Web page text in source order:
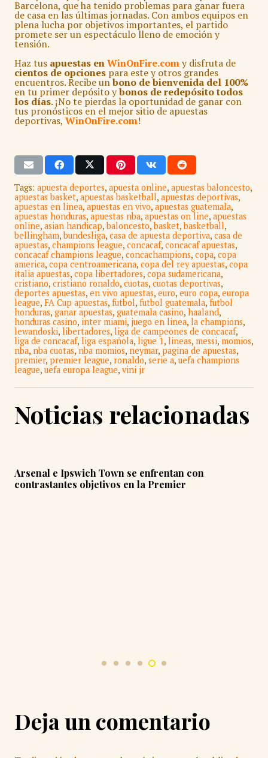
Barcelona, que ha tenido problemas para ganar fuera
de casa en las últimas jornadas. Con ambos equipos en
plena lucha por objetivos importantes, el partido
promete ser un espectáculo lleno de emoción y
tensión.
Haz tus apuestas enWinOnFire.comy disfruta de
cientos de opciones para este y otros grandes
encuentros. Recibe unbono de bienvenida del 100%
en tu primer depósito ybonos de redepósito todos
los días. ¡No te pierdas la oportunidad de ganar con
tus pronósticos en el mejor sitio de apuestas
deportivas, WinOnFire.com!
Tags: apuesta deportes, apuesta online, apuestas baloncesto,
apuestas basket, apuestas basketball, apuestas deportivas,
apuestas en linea, apuestas en vivo, apuestas guatemala,
apuestas honduras, apuestas nba, apuestas on line, apuestas
online, asian handicap,baloncesto,basket,basketball,
bellingham,bundesliga, casa de apuesta deportiva, casa de
apuestas, champions league, concacaf, concacaf apuestas,
concacaf champions league, concachampions, copa, copa
america, copa centroamericana, copa del rey apuestas, copa
italia apuestas, copa libertadores, copa sudamericana,
cristiano, cristiano ronaldo, cuotas, cuotas deportivas,
deportes apuestas, en vivo apuestas, euro, euro copa, europa
league, FA Cup apuestas, futbol, futbol guatemala, futbol
honduras, ganar apuestas, guatemala casino, haaland,
honduras casino, inter miami, juego en linea, la champions,
lewandoski, libertadores, liga de campeones de concacaf,
liga de concacaf, liga española, ligue 1, lineas, messi, momios,
nba, nba cuotas, nba momios, neymar, pagina de apuestas,
premier, premier league, ronaldo, serie a, uefa champions
league, uefa europa league, vini jr
Noticias relacionadas
Arsenal e Ipswich Town se enfrentan con
contrastantes objetivos en la Premier
Deja un comentario